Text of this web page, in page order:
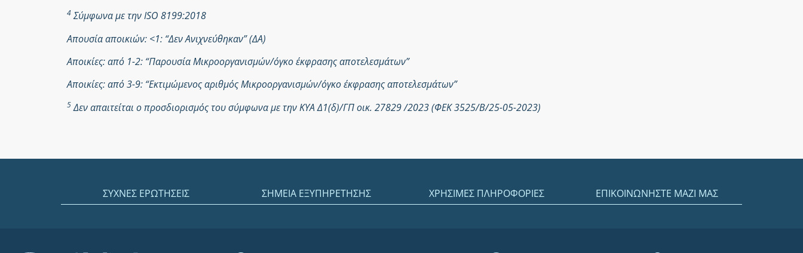
4Σύμφωνα με την ISO 8199:2018
Απουσία αποικιών: <1: “Δεν Ανιχνεύθηκαν” (ΔΑ)
Αποικίες: από 1-2: “Παρουσία Μικροοργανισμών/όγκο έκφρασης αποτελεσμάτων”
Αποικίες: από 3-9: “Εκτιμώμενος αριθμός Μικροοργανισμών/όγκο έκφρασης αποτελεσμάτων”
5Δεν απαιτείται ο προσδιορισμός του σύμφωνα με την ΚΥΑ Δ1(δ)/ΓΠ οικ. 27829 /2023 (ΦΕΚ 3525/Β/25-05-2023)
ΣΥΧΝΕΣ ΕΡΩΤΗΣΕΙΣ ΣΗΜΕΙΑ ΕΞΥΠΗΡΕΤΗΣΗΣ ΧΡΗΣΙΜΕΣ ΠΛΗΡΟΦΟΡΙΕΣ ΕΠΙΚΟΙΝΩΝΗΣΤΕ ΜΑΖΙ ΜΑΣ